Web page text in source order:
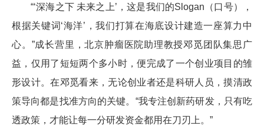
“‘深海之下 未来之上’，这是我们的Slogan（口号），
根据关键词‘海洋’，我们打算在海底设计建造一座算力中
心。”成长营里，北京肿瘤医院助理教授邓觅团队集思广
益，仅用了短短两个多小时，便完成了一个创业项目的雏
形设计。在邓觅看来，无论创业者还是科研人员，摸清政
策导向都是找准方向的关键。“我专注创新药研发，只有吃
透政策，才能让每一分研发资金都用在刀刃上。”